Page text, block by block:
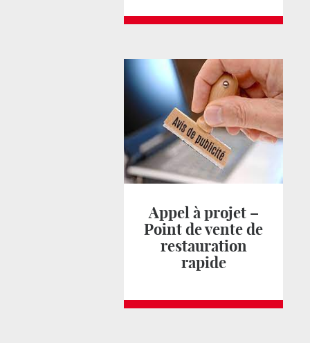
Appel à projet –
Point de vente de
restauration
rapide